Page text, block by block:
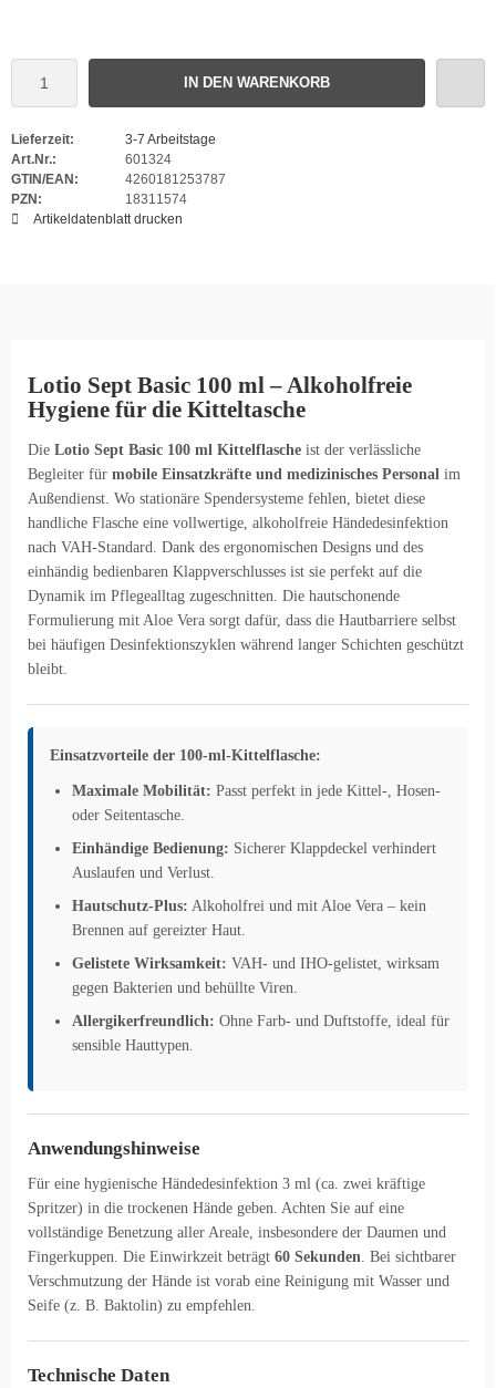
IN DEN WARENKORB
Lieferzeit:
3-7 Arbeitstage
Art.Nr.:
601324
GTIN/EAN:
4260181253787
PZN:
18311574
Artikeldatenblatt drucken
Lotio Sept Basic 100 ml – Alkoholfreie
Hygiene für die Kitteltasche
Die Lotio Sept Basic 100 ml Kittelflasche ist der verlässliche
Begleiter für mobile Einsatzkräfte und medizinisches Personal im
Außendienst. Wo stationäre Spendersysteme fehlen, bietet diese
handliche Flasche eine vollwertige, alkoholfreie Händedesinfektion
nach VAH-Standard. Dank des ergonomischen Designs und des
einhändig bedienbaren Klappverschlusses ist sie perfekt auf die
Dynamik im Pflegealltag zugeschnitten. Die hautschonende
Formulierung mit Aloe Vera sorgt dafür, dass die Hautbarriere selbst
bei häufigen Desinfektionszyklen während langer Schichten geschützt
bleibt.
Einsatzvorteile der 100-ml-Kittelflasche:
Maximale Mobilität: Passt perfekt in jede Kittel-, Hosen-
oder Seitentasche.
Einhändige Bedienung: Sicherer Klappdeckel verhindert
Auslaufen und Verlust.
Hautschutz-Plus: Alkoholfrei und mit Aloe Vera – kein
Brennen auf gereizter Haut.
Gelistete Wirksamkeit: VAH- und IHO-gelistet, wirksam
gegen Bakterien und behüllte Viren.
Allergikerfreundlich: Ohne Farb- und Duftstoffe, ideal für
sensible Hauttypen.
Anwendungshinweise
Für eine hygienische Händedesinfektion 3 ml (ca. zwei kräftige
Spritzer) in die trockenen Hände geben. Achten Sie auf eine
vollständige Benetzung aller Areale, insbesondere der Daumen und
Fingerkuppen. Die Einwirkzeit beträgt 60 Sekunden . Bei sichtbarer
Verschmutzung der Hände ist vorab eine Reinigung mit Wasser und
Seife (z. B. Baktolin) zu empfehlen.
Technische Daten